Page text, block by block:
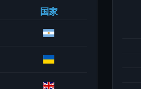
国家